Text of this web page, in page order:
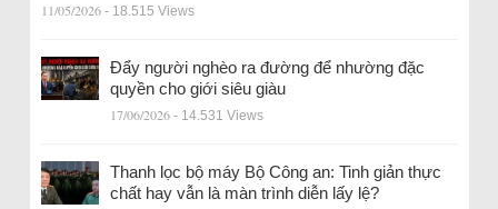
11/05/2026 - 18.515 Views
Đẩy người nghèo ra đường để nhường đặc
quyền cho giới siêu giàu
17/06/2026 - 14.531 Views
Thanh lọc bộ máy Bộ Công an: Tinh giản thực
chất hay vẫn là màn trình diễn lấy lệ?